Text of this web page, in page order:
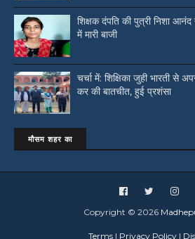
शिक्षक दंपति की पुत्री निशा आनंद
में मारी बाजी
चर्चा में: शिक्षिका जुही भारती से
कर की बातचीत, हुई प्रशंसा
मौसम शहर का
Copyright © 2026
Terms | Privacy Policy |